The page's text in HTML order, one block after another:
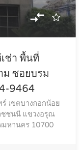
ช่า พื้นที่
ม ซอยบรม
9464
เขตบางกอกน้อย
ชชนนี แขวงอรุณ
มหานคร 10700